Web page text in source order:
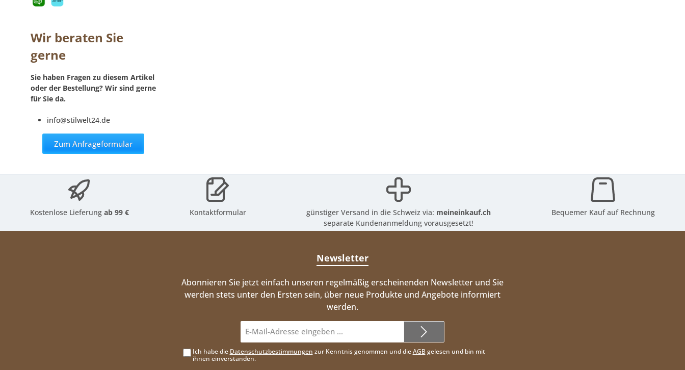
Wir beraten Sie
gerne
Sie haben Fragen zu diesem Artikel
oder der Bestellung? Wir sind gerne
für Sie da.
info@stilwelt24.de
Zum Anfrageformular
Kostenlose Lieferungab 99 € Kontaktformular günstiger Versand in die Schweiz via: meineinkauf.ch
separate Kundenanmeldung vorausgesetzt!
Bequemer Kauf auf Rechnung
Newsletter
Abonnieren Sie jetzt einfach unseren regelmäßig erscheinenden Newsletter und Sie
werden stets unter den Ersten sein, über neue Produkte und Angebote informiert
werden.
Mail-
Adresse*
Ich habe die Datenschutzbestimmungen zur Kenntnis genommen und dieAGBgelesen und bin mit
ihnen einverstanden.